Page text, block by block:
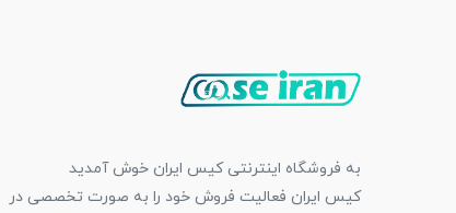
به فروشگاه اینترنتی کیس ایران خوش آمدید
کیس ایران فعالیت فروش خود را به صورت تخصصی در